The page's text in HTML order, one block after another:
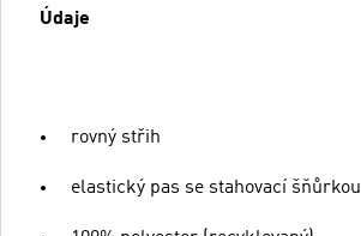
Údaje
rovný střih
elastický pas se stahovací šňůrkou